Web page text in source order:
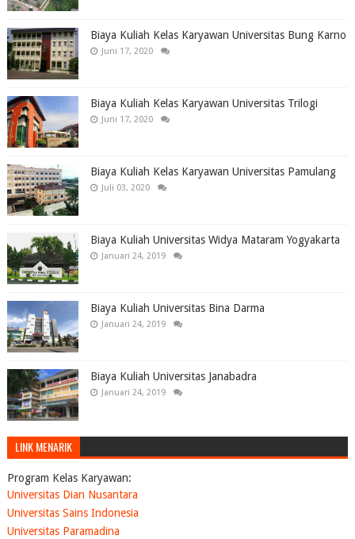
Biaya Kuliah Kelas Karyawan Universitas Bung Karno
Juni 17, 2020
Biaya Kuliah Kelas Karyawan Universitas Trilogi
Juni 17, 2020
Biaya Kuliah Kelas Karyawan Universitas Pamulang
Juli 03, 2020
Biaya Kuliah Universitas Widya Mataram Yogyakarta
Januari 24, 2019
Biaya Kuliah Universitas Bina Darma
Januari 24, 2019
Biaya Kuliah Universitas Janabadra
Januari 24, 2019
LINK MENARIK
Program Kelas Karyawan:
Universitas Dian Nusantara
Universitas Sains Indonesia
Universitas Paramadina